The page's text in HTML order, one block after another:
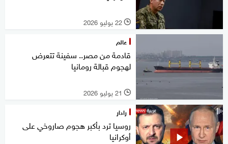
l 22 يوليو 2026
عالم
قادمة من مصر.. سفينة تتعرض
لهجوم قبالة رومانيا
l 21 يوليو 2026
رادار
روسيا ترد بأكبر هجوم صاروخي على
أوكرانيا